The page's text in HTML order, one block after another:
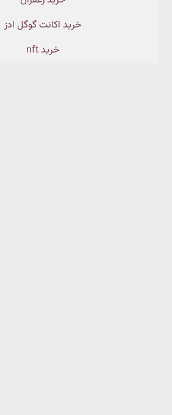
خرید اکانت گوگل ادز
خرید nft